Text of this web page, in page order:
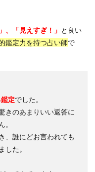
、「見えすぎ！」 と良い
鑑定力を持つ占い師で
定でした。
きのあまりいい返答に
。
、誰にどお言われても
した。